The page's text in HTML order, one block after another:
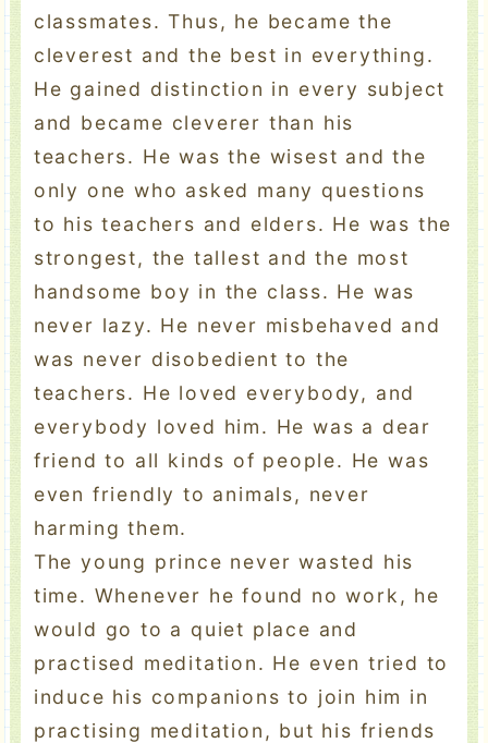
classmates. Thus, he became the
cleverest and the best in everything.
He gained distinction in every subject
and became cleverer than his
teachers. He was the wisest and the
only one who asked many questions
to his teachers and elders. He was the
strongest, the tallest and the most
handsome boy in the class. He was
never lazy. He never misbehaved and
was never disobedient to the
teachers. He loved everybody, and
everybody loved him. He was a dear
friend to all kinds of people. He was
even friendly to animals, never
harming them.
The young prince never wasted his
time. Whenever he found no work, he
would go to a quiet place and
practised meditation. He even tried to
induce his companions to join him in
practising meditation, but his friends